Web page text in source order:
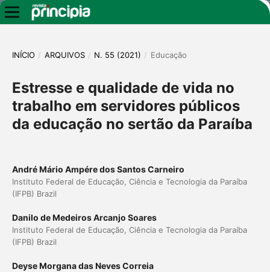
INÍCIO / ARQUIVOS / N. 55 (2021) / Educação
Estresse e qualidade de vida no
trabalho em servidores públicos
da educação no sertão da Paraíba
André Mário Ampére dos Santos Carneiro
Instituto Federal de Educação, Ciência e Tecnologia da Paraíba
(IFPB) Brazil
Danilo de Medeiros Arcanjo Soares
Instituto Federal de Educação, Ciência e Tecnologia da Paraíba
(IFPB) Brazil
Deyse Morgana das Neves Correia